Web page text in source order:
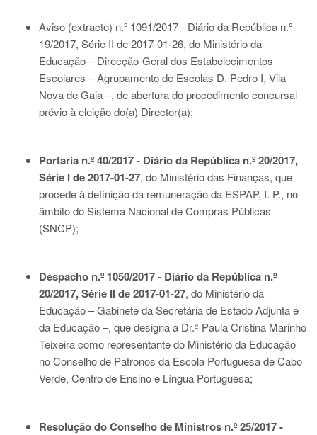
Aviso (extracto) n.º 1091/2017 - Diário da República n.º
19/2017, Série II de 2017-01-26, do Ministério da
Educação – Direcção-Geral dos Estabelecimentos
Escolares – Agrupamento de Escolas D. Pedro I, Vila
Nova de Gaia –, de abertura do procedimento concursal
prévio à eleição do(a) Director(a);
Portaria n.º 40/2017 - Diário da República n.º 20/2017,
Série I de 2017-01-27, do Ministério das Finanças, que
procede à definição da remuneração da ESPAP, I. P., no
âmbito do Sistema Nacional de Compras Públicas
(SNCP);
Despacho n.º 1050/2017 - Diário da República n.º
20/2017, Série II de 2017-01-27, do Ministério da
Educação – Gabinete da Secretária de Estado Adjunta e
da Educação –, que designa a Dr.ª Paula Cristina Marinho
Teixeira como representante do Ministério da Educação
no Conselho de Patronos da Escola Portuguesa de Cabo
Verde, Centro de Ensino e Língua Portuguesa;
Resolução do Conselho de Ministros n.º 25/2017 -